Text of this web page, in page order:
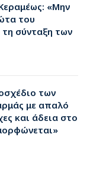
«Μην
του
τη σύνταξη των
των
με απαλό
και άδεια στο